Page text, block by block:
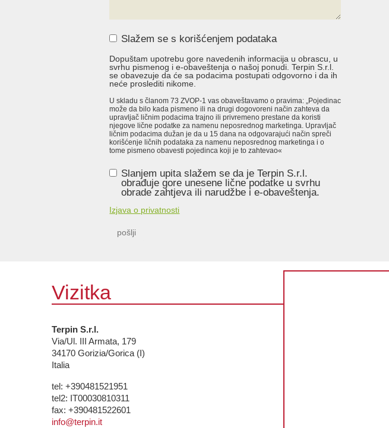
Slažem se s korišćenjem podataka
Dopuštam upotrebu gore navedenih informacija u obrascu, u
svrhu pismenog i e-obaveštenja o našoj ponudi. Terpin S.r.l.
se obavezuje da će sa podacima postupati odgovorno i da ih
neće proslediti nikome.
U skladu s članom 73 ZVOP-1 vas obaveštavamo o pravima: „Pojedinac
može da bilo kada pismeno ili na drugi dogovoreni način zahteva da
upravljač ličnim podacima trajno ili privremeno prestane da koristi
njegove lične podatke za namenu neposrednog marketinga. Upravljač
ličnim podacima dužan je da u 15 dana na odgovarajući način spreči
korišćenje ličnih podataka za namenu neposrednog marketinga i o
tome pismeno obavesti pojedinca koji je to zahtevao«
Slanjem upita slažem se da je Terpin S.r.l.
obrađuje gore unesene lične podatke u svrhu
obrade zahtjeva ili narudžbe i e-obaveštenja.
Izjava o privatnosti
pošlji
Vizitka
Terpin S.r.l.
Via/Ul. III Armata, 179
34170 Gorizia/Gorica (I)
Italia
tel: +390481521951
tel2: IT00030810311
fax: +390481522601
info@terpin.it